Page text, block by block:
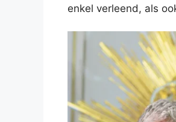
enkel verleend, als